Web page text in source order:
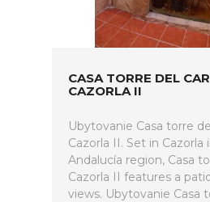
CASA TORRE DEL
CAZORLA II
Ubytovanie Casa torre
Cazorla II. Set in Cazorla
Andalucía region, Casa
Cazorla II features a
views. Ubytovanie Casa